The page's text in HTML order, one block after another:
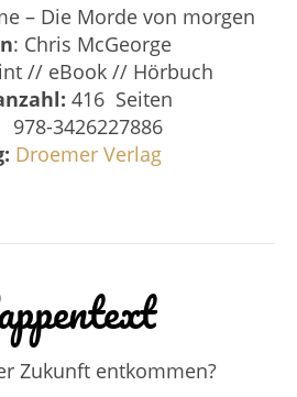
– Die Morde von morgen
: Chris McGeorge
// eBook // Hörbuch
416 Seiten
‎ 978-3426227886
Droemer Verlag
Zukunft entkommen?